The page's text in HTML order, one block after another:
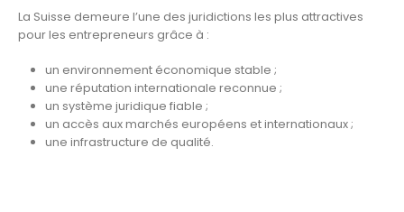
La Suisse demeure l’une des juridictions les plus attractives
pour les entrepreneurs grâce à :
un environnement économique stable ;
une réputation internationale reconnue ;
un système juridique fiable ;
un accès aux marchés européens et internationaux ;
une infrastructure de qualité.